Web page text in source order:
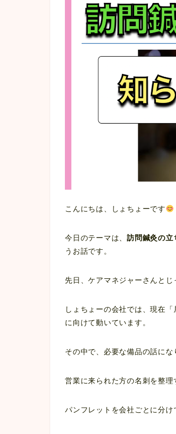
こんにちは、しょちょーです
今日のテーマは、訪問鍼灸の立
うお話です。
先日、ケアマネジャーさんとじ
しょちょーの会社では、現在
に向けて動いています。
その中で、必要な備品の話にな
営業に来られた方の名刺を整理
パンフレットを会社ごとに分け